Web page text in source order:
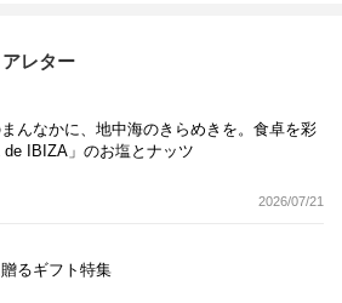
レター
んなかに、地中海のきらめきを。食卓を彩
de IBIZA」のお塩とナッツ
2026/07/21
るギフト特集